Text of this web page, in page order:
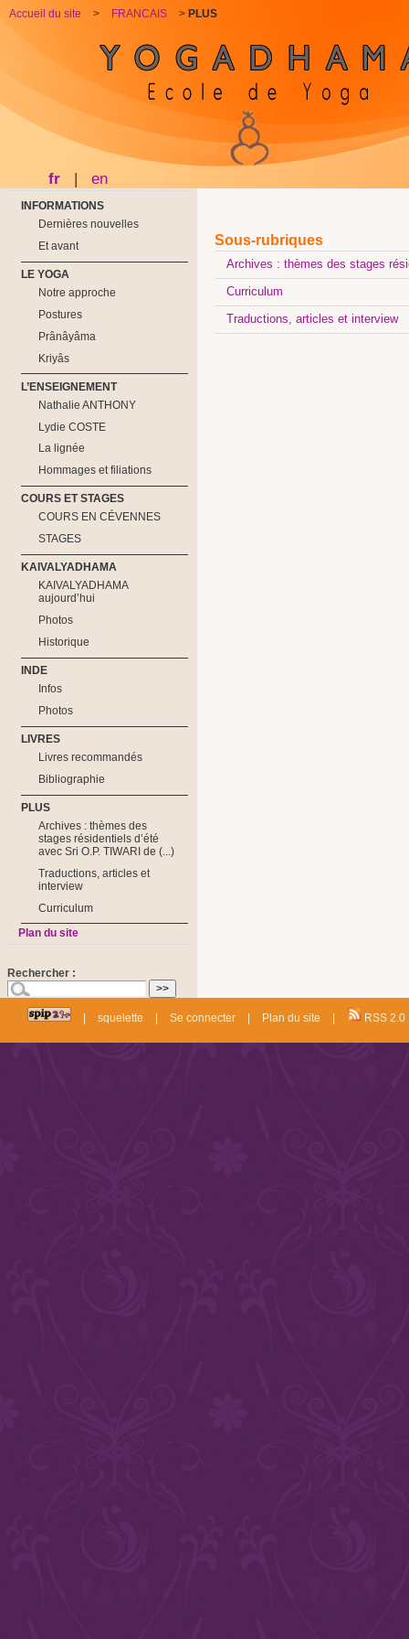
fr | en
Accueil du site > FRANCAIS > PLUS
Sous-rubriques
Archives : thèmes des stages
Curriculum
Traductions, articles et interview
INFORMATIONS
Dernières nouvelles
Et avant
LE YOGA
Notre approche
Postures
Prânâyâma
Kriyâs
L’ENSEIGNEMENT
Nathalie ANTHONY
Lydie COSTE
La lignée
Hommages et filiations
COURS ET STAGES
COURS EN CÉVENNES
STAGES
KAIVALYADHAMA
KAIVALYADHAMA
aujourd’hui
Photos
Historique
INDE
Infos
Photos
LIVRES
Livres recommandés
Bibliographie
PLUS
Archives : thèmes des
stages résidentiels d’été
avec Sri O.P. TIWARI de (...)
Traductions, articles et
interview
Curriculum
Plan du site
Rechercher :
squelette Se connecter Plan du site RSS 2.0